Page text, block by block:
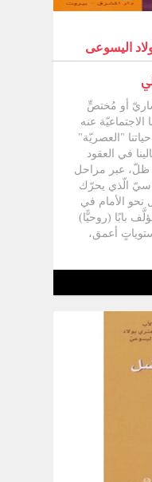
اليسوعى
أو مُختصٍّ
عنه
"العصريّة"
في العقود
ظلّ، عبر مراحل
الّذي يحرّك
نحو الأمام في
بابًا (روحيًّا)
أعمق،
ثابت". كيف
وهل
الإنسانيّة
وراحتنا في
التساؤلات
بين أيدينا.